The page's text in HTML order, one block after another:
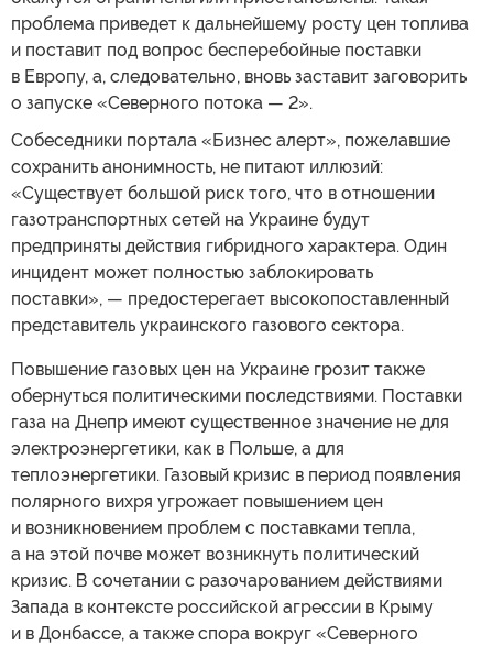
проблема приведет к дальнейшему росту цен топлива
и поставит под вопрос бесперебойные поставки
в Европу, а, следовательно, вновь заставит заговорить
о запуске «Северного потока — 2».
Собеседники портала «Бизнес алерт», пожелавшие
сохранить анонимность, не питают иллюзий:
«Существует большой риск того, что в отношении
газотранспортных сетей на Украине будут
предприняты действия гибридного характера. Один
инцидент может полностью заблокировать
поставки», — предостерегает высокопоставленный
представитель украинского газового сектора.
Повышение газовых цен на Украине грозит также
обернуться политическими последствиями. Поставки
газа на Днепр имеют существенное значение не для
электроэнергетики, как в Польше, а для
теплоэнергетики. Газовый кризис в период появления
полярного вихря угрожает повышением цен
и возникновением проблем с поставками тепла,
а на этой почве может возникнуть политический
кризис. В сочетании с разочарованием действиями
Запада в контексте российской агрессии в Крыму
и в Донбассе, а также спора вокруг «Северного